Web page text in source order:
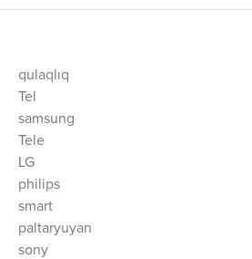
qulaqlıq
Tel
samsung
Tele
LG
philips
smart
paltaryuyan
sony